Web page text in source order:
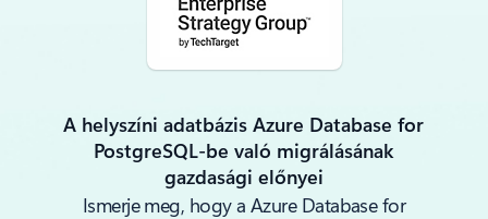
A helyszíni adatbázis Azure Database for
PostgreSQL-be való migrálásának
gazdasági előnyei
Ismerje meg, hogy a Azure Database for